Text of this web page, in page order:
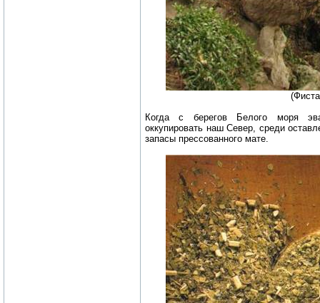
Когда с берегов Белого моря
оккупировать наш Север, среди
запасы прессованного мате.